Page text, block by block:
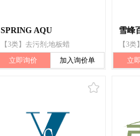
SPRING AQU
【3类】去污剂;地板蜡
立即询价
加入询价单
雪峰
【3
立